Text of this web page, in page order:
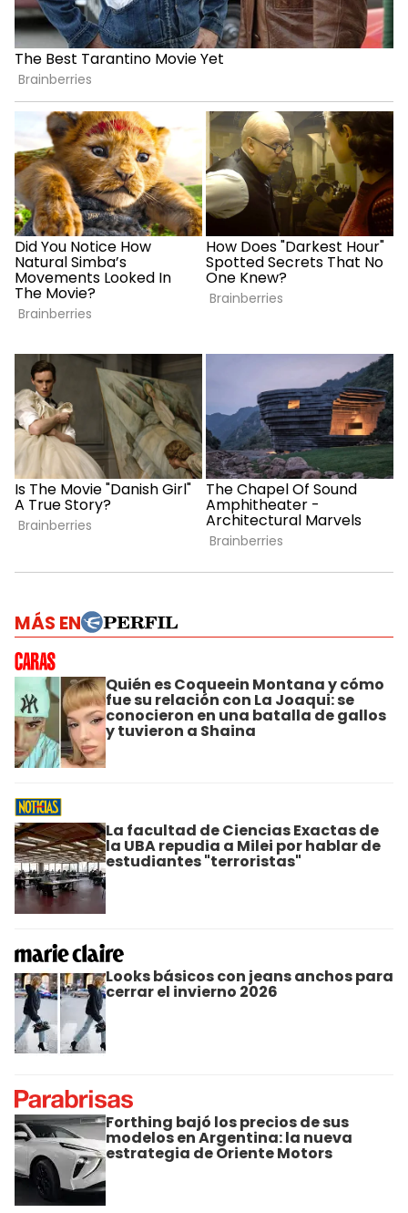
MÁS EN
Quién es Coqueein Montana y cómo
fue su relación con La Joaqui: se
conocieron en una batalla de gallos
y tuvieron a Shaina
La facultad de Ciencias Exactas de
la UBA repudia a Milei por hablar de
estudiantes "terroristas"
Looks básicos con jeans anchos para
cerrar el invierno 2026
Forthing bajó los precios de sus
modelos en Argentina: la nueva
estrategia de Oriente Motors